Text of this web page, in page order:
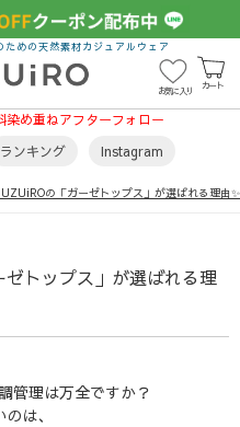
お気に入り カート
めの天然素材カジュアルウェア
め重ねアフターフォロー
ランキング Instagram
の「ガーゼトップス」が選ばれる理由✨
トップス」が選ばれる理
管理は万全ですか？
は、